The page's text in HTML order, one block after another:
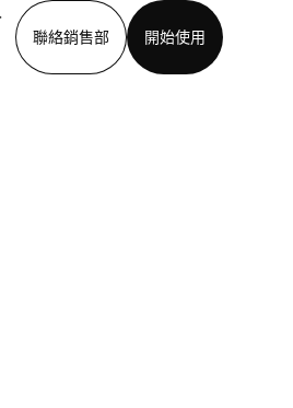
聯絡銷售部
開始使用